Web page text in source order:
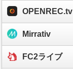
OPENREC.tv
Mirrativ
FC2ライブ